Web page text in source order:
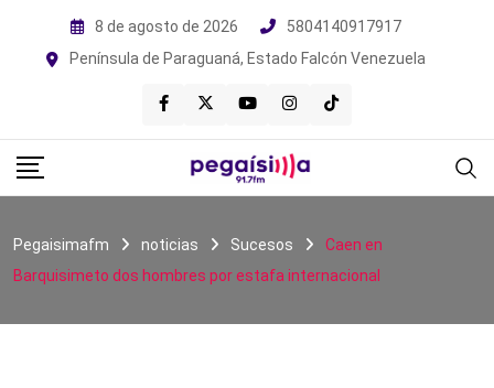
8 de agosto de 2026
5804140917917
Península de Paraguaná, Estado Falcón Venezuela
Pegaisimafm noticias Sucesos
Caen en
Barquisimeto dos hombres por estafa internacional